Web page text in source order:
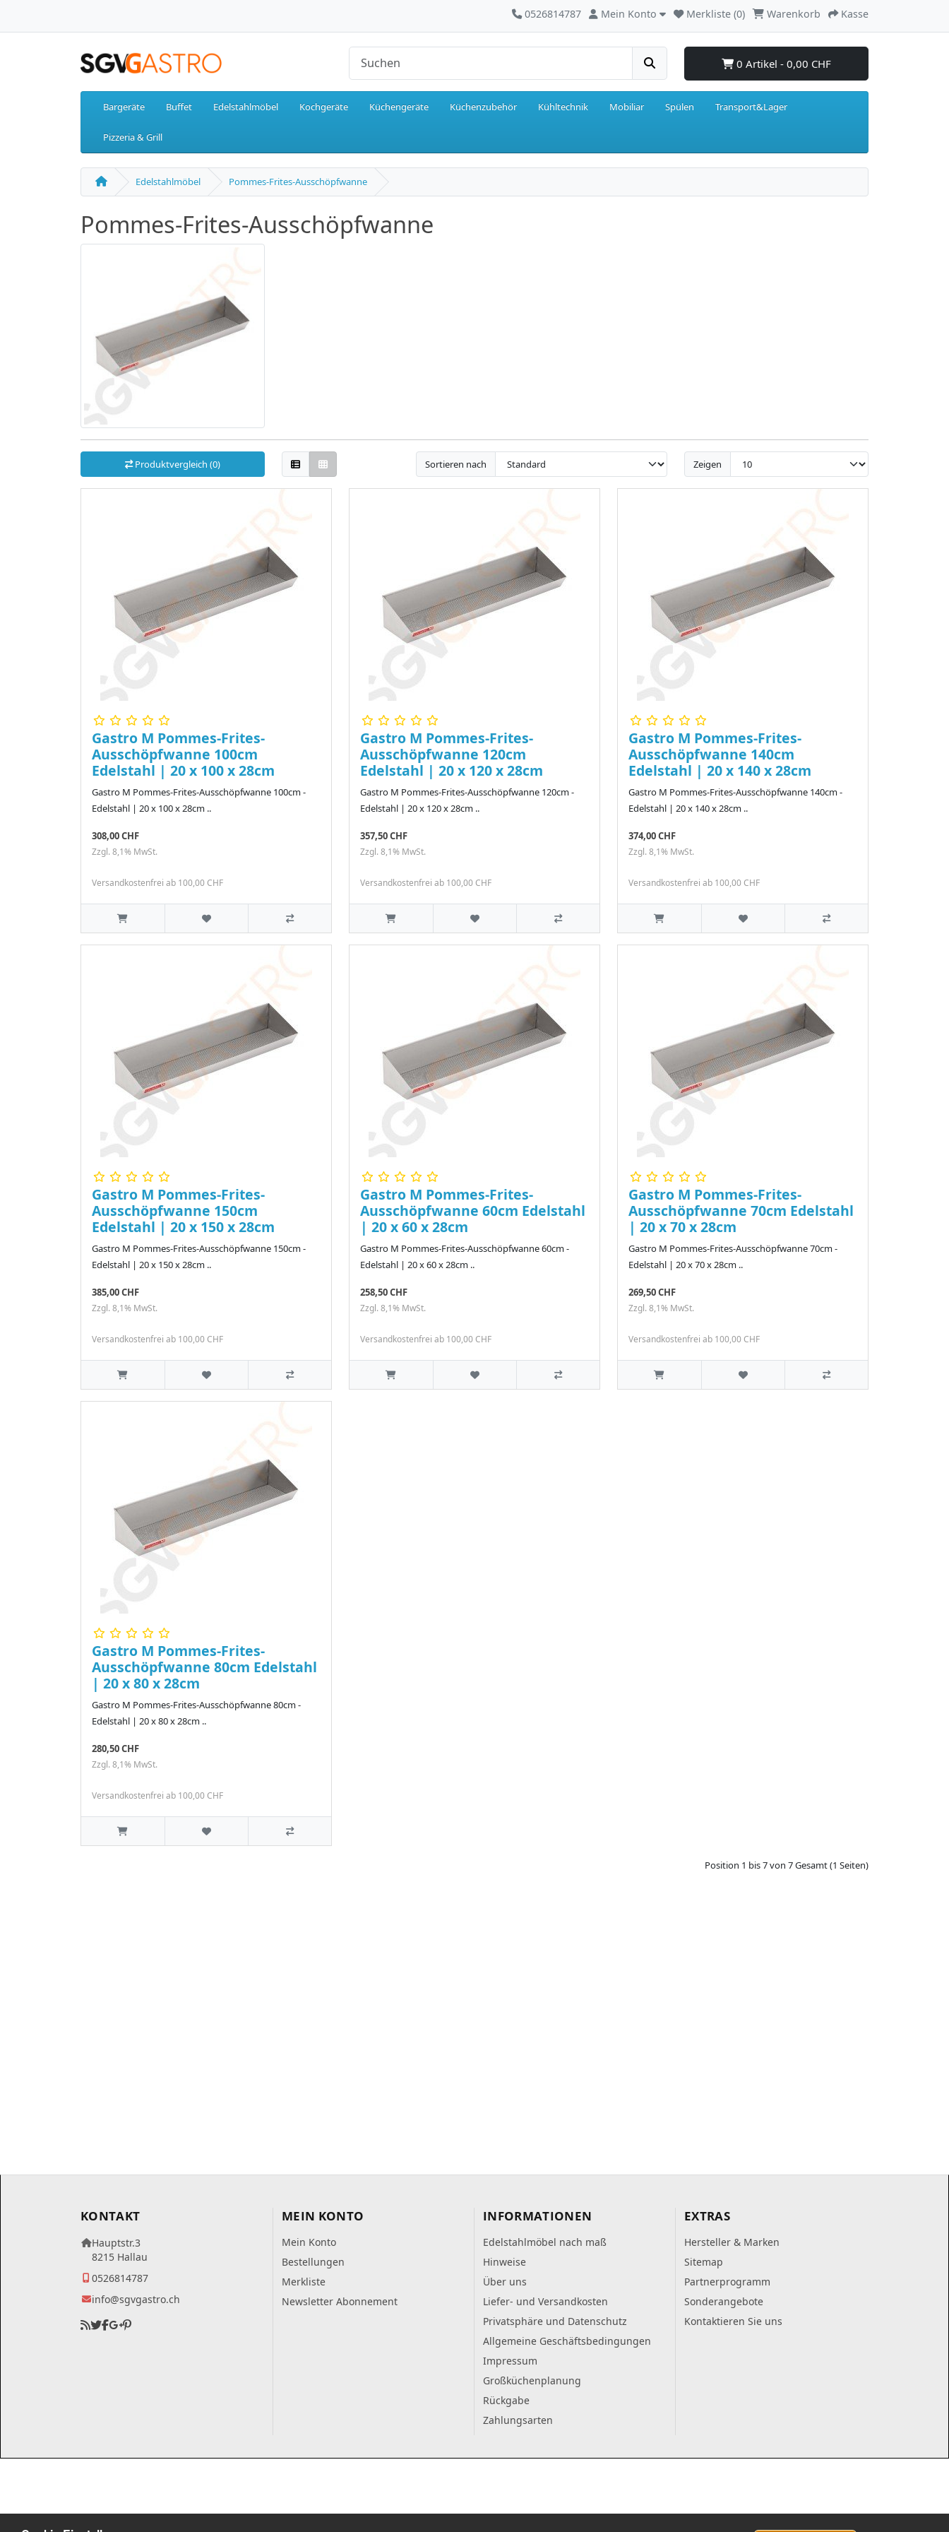
0526814787 Mein Konto Merkliste (0) Warenkorb Kasse
0 Artikel - 0,00 CHF
Bargeräte Buffet Edelstahlmöbel Kochgeräte Küchengeräte Küchenzubehör Kühltechnik Mobiliar Spülen Transport&Lager
Pizzeria & Grill
Edelstahlmöbel Pommes-Frites-Ausschöpfwanne
Pommes-Frites-Ausschöpfwanne
Produktvergleich (0) Sortieren nach Zeigen
Gastro M Pommes-Frites-
Ausschöpfwanne 100cm
Edelstahl | 20 x 100 x 28cm
Gastro M Pommes-Frites-Ausschöpfwanne 100cm -
Edelstahl | 20 x 100 x 28cm ..
308,00 CHF
Zzgl. 8,1% MwSt.
Versandkostenfrei ab 100,00 CHF
Gastro M Pommes-Frites-
Ausschöpfwanne 120cm
Edelstahl | 20 x 120 x 28cm
Gastro M Pommes-Frites-Ausschöpfwanne 120cm -
Edelstahl | 20 x 120 x 28cm ..
357,50 CHF
Zzgl. 8,1% MwSt.
Versandkostenfrei ab 100,00 CHF
Gastro M Pommes-Frites-
Ausschöpfwanne 140cm
Edelstahl | 20 x 140 x 28cm
Gastro M Pommes-Frites-Ausschöpfwanne 140cm -
Edelstahl | 20 x 140 x 28cm ..
374,00 CHF
Zzgl. 8,1% MwSt.
Versandkostenfrei ab 100,00 CHF
Gastro M Pommes-Frites-
Ausschöpfwanne 150cm
Edelstahl | 20 x 150 x 28cm
Gastro M Pommes-Frites-Ausschöpfwanne 150cm -
Edelstahl | 20 x 150 x 28cm ..
385,00 CHF
Zzgl. 8,1% MwSt.
Versandkostenfrei ab 100,00 CHF
Gastro M Pommes-Frites-
Ausschöpfwanne 60cm Edelstahl
| 20 x 60 x 28cm
Gastro M Pommes-Frites-Ausschöpfwanne 60cm -
Edelstahl | 20 x 60 x 28cm ..
258,50 CHF
Zzgl. 8,1% MwSt.
Versandkostenfrei ab 100,00 CHF
Gastro M Pommes-Frites-
Ausschöpfwanne 70cm Edelstahl
| 20 x 70 x 28cm
Gastro M Pommes-Frites-Ausschöpfwanne 70cm -
Edelstahl | 20 x 70 x 28cm ..
269,50 CHF
Zzgl. 8,1% MwSt.
Versandkostenfrei ab 100,00 CHF
Gastro M Pommes-Frites-
Ausschöpfwanne 80cm Edelstahl
| 20 x 80 x 28cm
Gastro M Pommes-Frites-Ausschöpfwanne 80cm -
Edelstahl | 20 x 80 x 28cm ..
280,50 CHF
Zzgl. 8,1% MwSt.
Versandkostenfrei ab 100,00 CHF
Position 1 bis 7 von 7 Gesamt (1 Seiten)
KONTAKT
Hauptstr.3
8215 Hallau
0526814787
info@sgvgastro.ch
MEIN KONTO
Mein Konto
Bestellungen
Merkliste
Newsletter Abonnement
INFORMATIONEN
Edelstahlmöbel nach maß
Hinweise
Über uns
Liefer- und Versandkosten
Privatsphäre und Datenschutz
Allgemeine Geschäftsbedingungen
Impressum
Großküchenplanung
Rückgabe
Zahlungsarten
EXTRAS
Hersteller & Marken
Sitemap
Partnerprogramm
Sonderangebote
Kontaktieren Sie uns